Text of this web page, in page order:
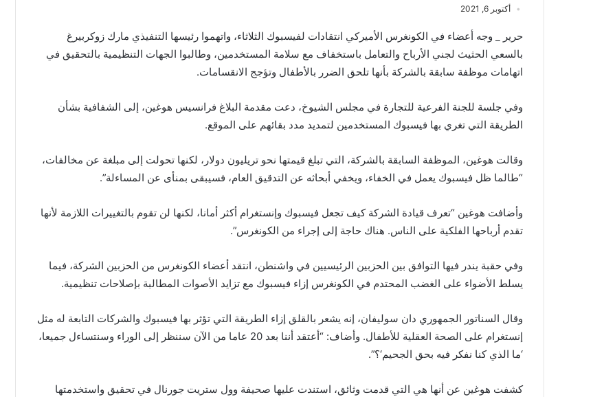
أكتوبر 6, 2021
حرير _ وجه أعضاء في الكونغرس الأميركي انتقادات لفيسبوك الثلاثاء، واتهموا رئيسها التنفيذي مارك زوكربيرغ
بالسعي الحثيث لجني الأرباح والتعامل باستخفاف مع سلامة المستخدمين، وطالبوا الجهات التنظيمية بالتحقيق في
اتهامات موظفة سابقة بالشركة بأنها تلحق الضرر بالأطفال وتؤجج الانقسامات.
وفي جلسة للجنة الفرعية للتجارة في مجلس الشيوخ، دعت مقدمة البلاغ فرانسيس هوغين، إلى الشفافية بشأن
الطريقة التي تغري بها فيسبوك المستخدمين لتمديد مدد بقائهم على الموقع.
وقالت هوغين، الموظفة السابقة بالشركة، التي تبلغ قيمتها نحو تريليون دولار، لكنها تحولت إلى مبلغة عن مخالفات،
“طالما ظل فيسبوك يعمل في الخفاء، ويخفي أبحاثه عن التدقيق العام، فسيبقى بمنأى عن المساءلة”.
وأضافت هوغين “تعرف قيادة الشركة كيف تجعل فيسبوك وإنستغرام أكثر أمانا، لكنها لن تقوم بالتغييرات اللازمة لأنها
تقدم أرباحها الفلكية على الناس. هناك حاجة إلى إجراء من الكونغرس”.
وفي حقبة يندر فيها التوافق بين الحزبين الرئيسيين في واشنطن، انتقد أعضاء الكونغرس من الحزبين الشركة، فيما
يسلط الأضواء على الغضب المحتدم في الكونغرس إزاء فيسبوك مع تزايد الأصوات المطالبة بإصلاحات تنظيمية.
وقال السناتور الجمهوري دان سوليفان، إنه يشعر بالقلق إزاء الطريقة التي تؤثر بها فيسبوك والشركات التابعة له مثل
إنستغرام على الصحة العقلية للأطفال. وأضاف: “أعتقد أننا بعد 20 عاما من الآن سننظر إلى الوراء وسنتساءل جميعا،
‘ما الذي كنا نفكر فيه بحق الجحيم‘؟”.
كشفت هوغين عن أنها هي التي قدمت وثائق، استندت عليها صحيفة وول ستريت جورنال في تحقيق واستخدمتها